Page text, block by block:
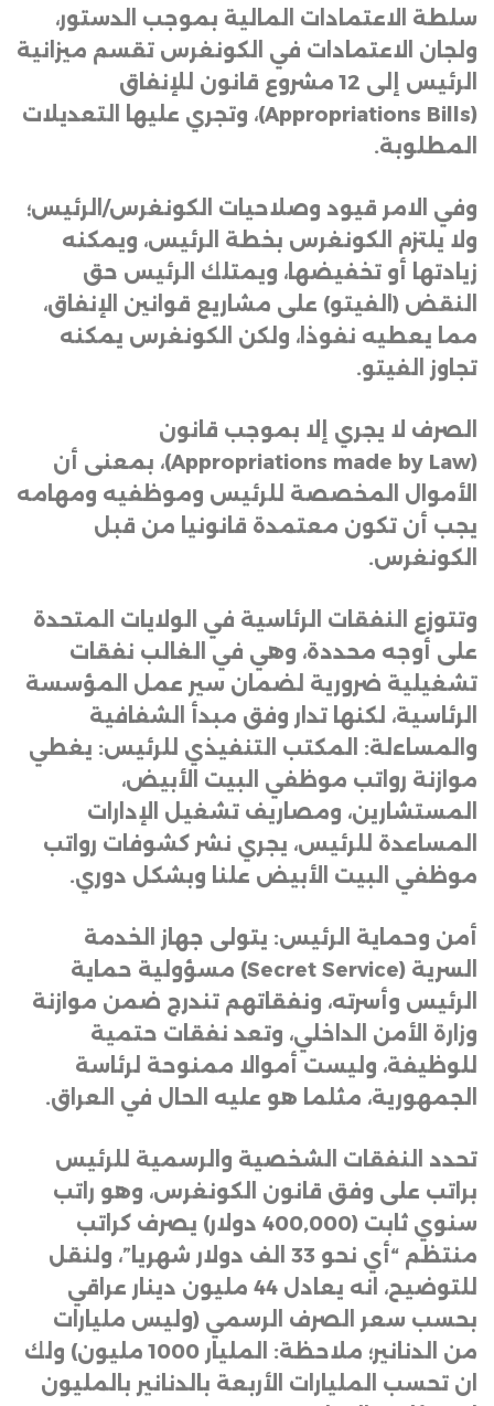
سلطة الاعتمادات المالية بموجب الدستور،
ولجان الاعتمادات في الكونغرس تقسم ميزانية
الرئيس إلى 12 مشروع قانون للإنفاق
(Appropriations Bills)
، وتجري عليها التعديلات
المطلوبة.
وفي الامر قيود وصلاحيات الكونغرس/الرئيس؛
ولا يلتزم الكونغرس بخطة الرئيس، ويمكنه
زيادتها أو تخفيضها، ويمتلك الرئيس حق
النقض (الفيتو) على مشاريع قوانين الإنفاق،
مما يعطيه نفوذا، ولكن الكونغرس يمكنه
تجاوز الفيتو.
الصرف لا يجري إلا بموجب قانون
(Appropriations made by Law)
، بمعنى أن
الأموال المخصصة للرئيس وموظفيه ومهامه
يجب أن تكون معتمدة قانونيا من قبل
الكونغرس.
وتتوزع النفقات الرئاسية في الولايات المتحدة
على أوجه محددة، وهي في الغالب نفقات
تشغيلية ضرورية لضمان سير عمل المؤسسة
الرئاسية، لكنها تدار وفق مبدأ الشفافية
والمساءلة: المكتب التنفيذي للرئيس: يغطي
موازنة رواتب موظفي البيت الأبيض،
المستشارين، ومصاريف تشغيل الإدارات
المساعدة للرئيس، يجري نشر كشوفات رواتب
موظفي البيت الأبيض علنا وبشكل دوري.
أمن وحماية الرئيس: يتولى جهاز الخدمة
السرية (Secret Service)
مسؤولية حماية
الرئيس وأسرته، ونفقاتهم تندرج ضمن موازنة
وزارة الأمن الداخلي، وتعد نفقات حتمية
للوظيفة، وليست أموالا ممنوحة لرئاسة
الجمهورية، مثلما هو عليه الحال في العراق.
تحدد النفقات الشخصية والرسمية للرئيس
براتب على وفق قانون الكونغرس، وهو راتب
سنوي ثابت (400,000 دولار) يصرف كراتب
منتظم “أي نحو 33 الف دولار شهريا”، ولنقل
للتوضيح، انه يعادل 44 مليون دينار عراقي
بحسب سعر الصرف الرسمي (وليس مليارات
من الدنانير؛ ملاحظة: المليار 1000 مليون) ولك
ان تحسب المليارات الأربعة بالدنانير بالمليون